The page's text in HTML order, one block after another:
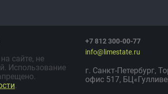
сайте, не
Использование
.
+7 812 300-00-77
info@limestate.ru
г. Санкт-Петербург,
офис 517,